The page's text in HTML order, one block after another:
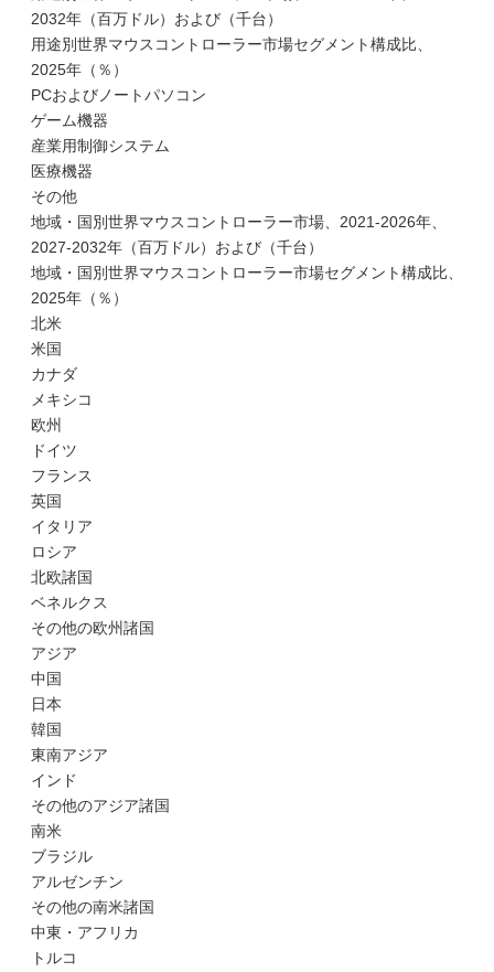
2032年（百万ドル）および（千台）
用途別世界マウスコントローラー市場セグメント構成比、
2025年（％）
PCおよびノートパソコン
ゲーム機器
産業用制御システム
医療機器
その他
地域・国別世界マウスコントローラー市場、2021-2026年、
2027-2032年（百万ドル）および（千台）
地域・国別世界マウスコントローラー市場セグメント構成比、
2025年（％）
北米
米国
カナダ
メキシコ
欧州
ドイツ
フランス
英国
イタリア
ロシア
北欧諸国
ベネルクス
その他の欧州諸国
アジア
中国
日本
韓国
東南アジア
インド
その他のアジア諸国
南米
ブラジル
アルゼンチン
その他の南米諸国
中東・アフリカ
トルコ